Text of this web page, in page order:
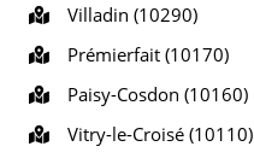
Villadin (10290)
Prémierfait (10170)
Paisy-Cosdon (10160)
Vitry-le-Croisé (10110)